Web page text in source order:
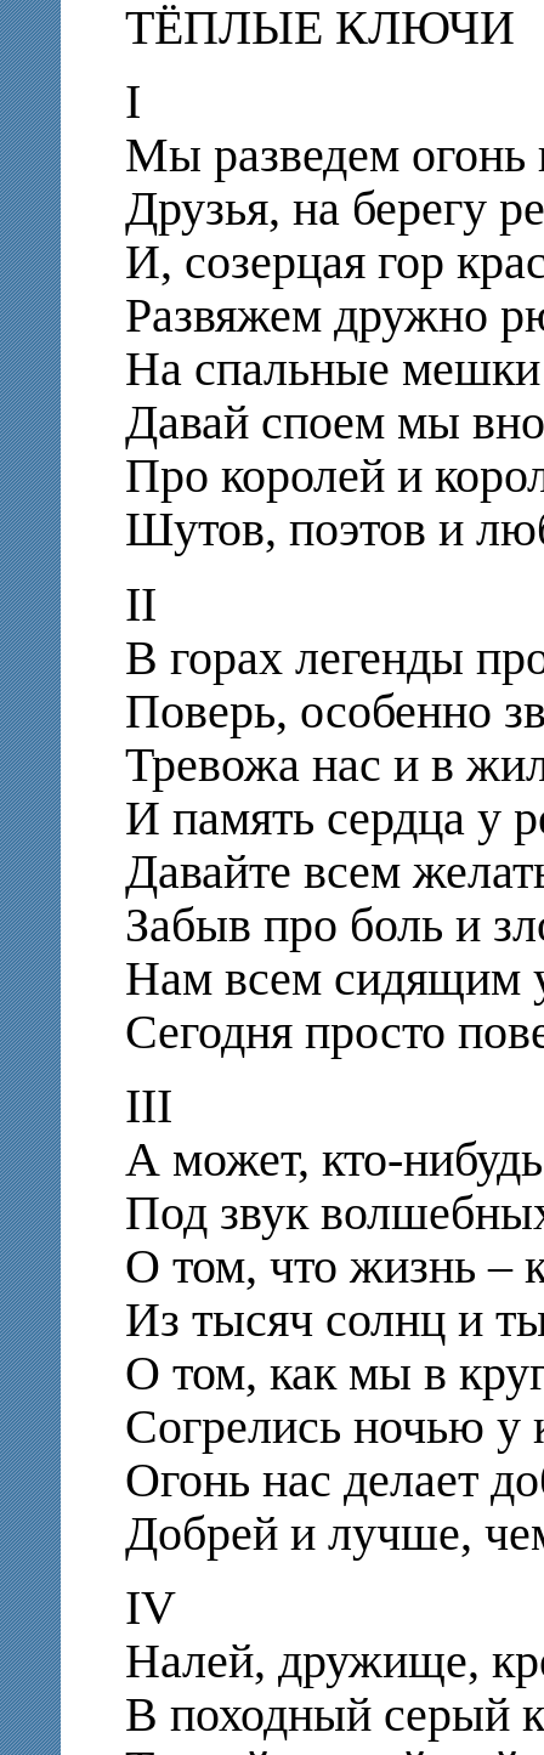
ТЁПЛЫЕ КЛЮЧИ
I
Мы разведем огонь
Друзья, на берегу
И, созерцая гор
Развяжем дружно
На спальные мешки
Давай споем мы
Про королей и
Шутов, поэтов и
II
В горах легенды
Поверь, особенно
Тревожа нас и в
И память сердца у
Давайте всем
Забыв про боль и
Нам всем сидящим
Сегодня просто
III
А может, кто-
Под звук
О том, что жизнь –
Из тысяч солнц и
О том, как мы в
Согрелись ночью у
Огонь нас делает
Добрей и лучше,
IV
Налей, дружище,
В походный серый